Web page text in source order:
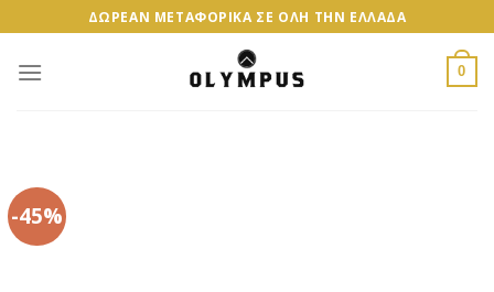
to
content
ΔΩΡΕΑΝ ΜΕΤΑΦΟΡΙΚΑ ΣΕ ΟΛΗ ΤΗΝ ΕΛΛΑΔΑ
0
-45%